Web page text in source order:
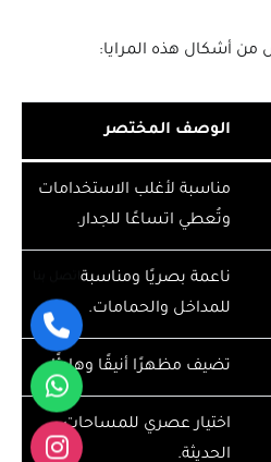
أشكال هذه المرايا:
الوصف المختصر
مناسبة لأغلب الاستخدامات
وتُعطي اتساعًا للجدار.
ناعمة بصريًا ومناسبة
للمداخل والحمامات.
تضيف مظهرًا أنيقًا وهادئًا.
اختيار عصري للمساحات
الحديثة.